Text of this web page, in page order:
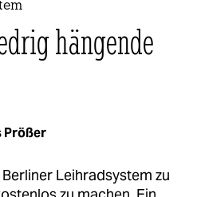
hängende
Prößer
Leihradsystem zu